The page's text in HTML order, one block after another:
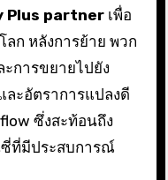
Plus partnerเพื่อ
ก หลังการย้าย พวก
การขยายไปยัง
ละอัตราการแปลงดี
ซึ่งสะท้อนถึง
ซี่ที่มีประสบการณ์